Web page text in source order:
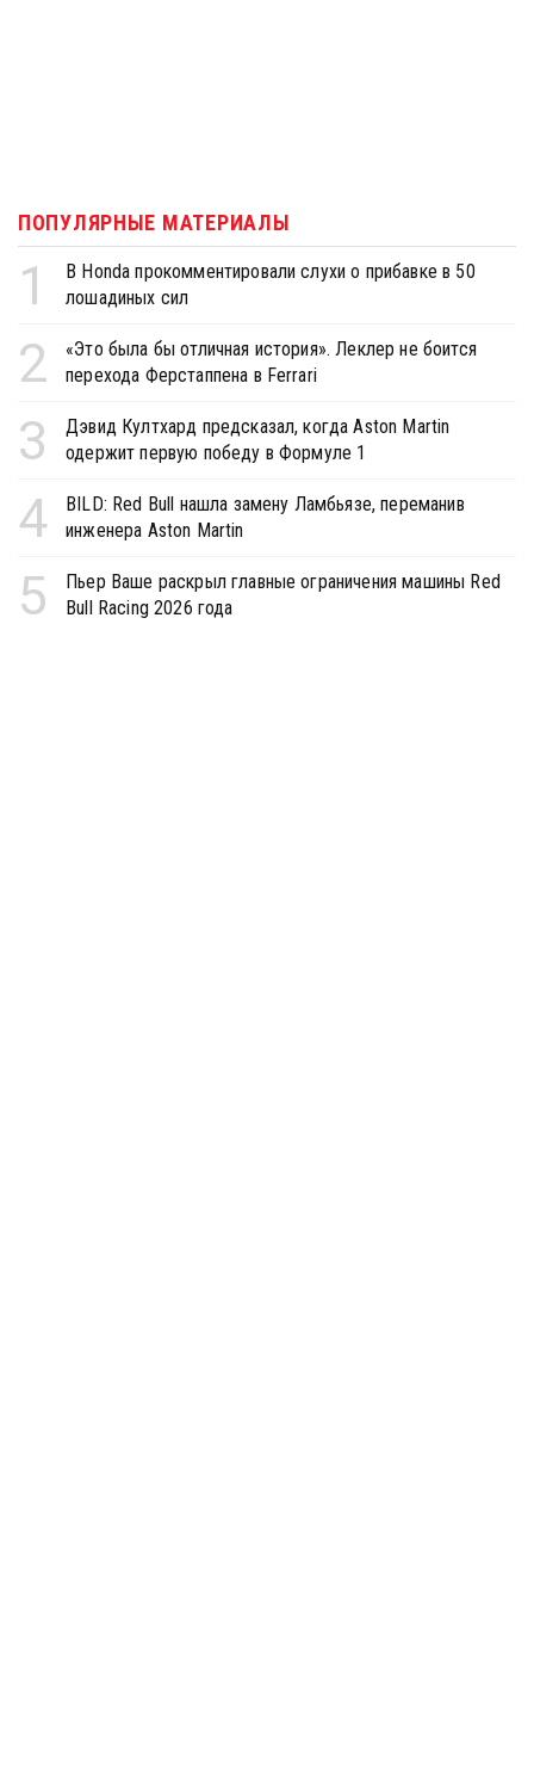
ПОПУЛЯРНЫЕ МАТЕРИАЛЫ
1
В Honda прокомментировали слухи о прибавке в 50
лошадиных сил
2
«Это была бы отличная история». Леклер не боится
перехода Ферстаппена в Ferrari
3
Дэвид Култхард предсказал, когда Aston Martin
одержит первую победу в Формуле 1
4
BILD: Red Bull нашла замену Ламбьязе, переманив
инженера Aston Martin
5
Пьер Ваше раскрыл главные ограничения машины Red
Bull Racing 2026 года